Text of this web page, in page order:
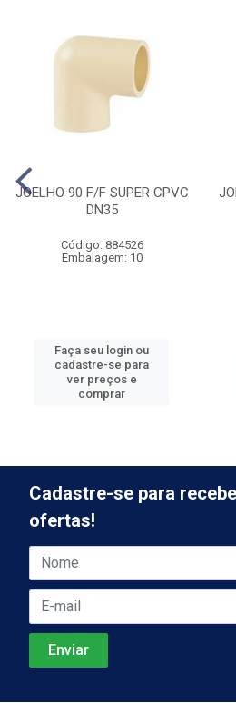
JOELHO 90 F/F SUPER CPVC
DN35
Código: 884526
Embalagem: 10
Faça seu login ou
cadastre-se para
ver preços e
comprar
Cadastre-se para
ofertas!